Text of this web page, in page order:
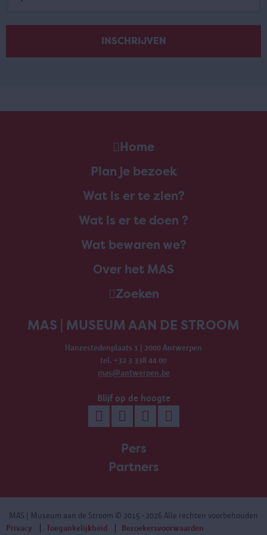
Home
Plan je bezoek
Wat is er te zien?
Wat is er te doen ?
Wat bewaren we?
Over het MAS
Zoeken
MAS | MUSEUM AAN DE STROOM
Hanzestedenplaats 1 | 2000 Antwerpen
tel. +32 3 338 44 00
mas@antwerpen.be
Blijf op de hoogte
Pers
Partners
MAS | Museum aan de Stroom © 2015 - 2026 Alle rechten voorbehouden
Privacy
Toegankelijkheid Bezoekersvoorwaarden